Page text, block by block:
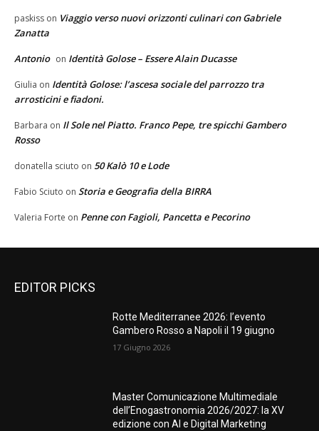
paskiss on Viaggio verso nuovi orizzonti culinari con Gabriele
Zanatta
Antonio on Identità Golose – Essere Alain Ducasse
Giulia on Identità Golose: l’ascesa sociale del parrozzo tra
arrosticini e fiadoni.
Barbara on Il Sole nel Piatto. Franco Pepe, tre spicchi Gambero
Rosso
donatella sciuto on 50 Kalò 10 e Lode
Fabio Sciuto on Storia e Geografia della BIRRA
Valeria Forte on Penne con Fagioli, Pancetta e Pecorino
EDITOR PICKS
Rotte Mediterranee 2026: l’evento
Gambero Rosso a Napoli il 19 giugno
17 Giugno 2026
Master Comunicazione Multimediale
dell’Enogastronomia 2026/2027: la XV
edizione con AI e Digital Marketing